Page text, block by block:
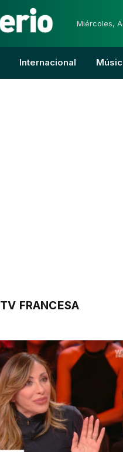
Miércoles,
Internacional
TV FRANCESA